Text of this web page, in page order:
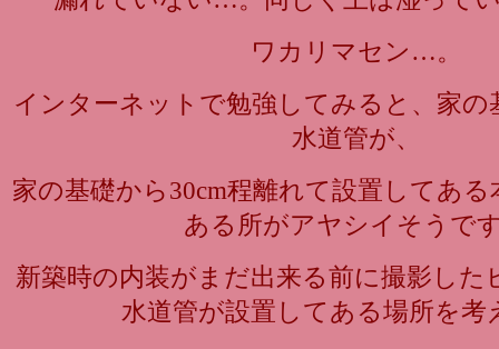
ワカリマセン…。
インターネットで勉強してみると、家の
水道管が、
家の基礎から30cm程離れて設置してある
ある所がアヤシイそうで
新築時の内装がまだ出来る前に撮影した
水道管が設置してある場所を考